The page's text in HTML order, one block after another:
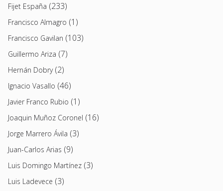
Fijet España (233)
Francisco Almagro (1)
Francisco Gavilan (103)
Guillermo Ariza (7)
Hernán Dobry(2)
Ignacio Vasallo (46)
Javier Franco Rubio (1)
Joaquin Muñoz Coronel (16)
Jorge Marrero Ávila (3)
Juan-Carlos Arias (9)
Luis Domingo Martínez (3)
Luis Ladevece (3)